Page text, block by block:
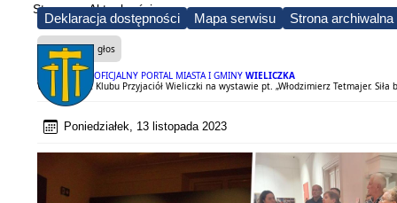
Deklaracja dostępności Mapa serwisu Strona archiwalna
OFICJALNY PORTAL MIASTA I GMINY WIELICZKA
Strona Aktualności
Czytaj na głos
Wieliczanie z Klubu Przyjaciół Wieliczki na wystawie pt. „Włodzimierz Tetmajer.
Poniedziałek, 13 listopada 2023